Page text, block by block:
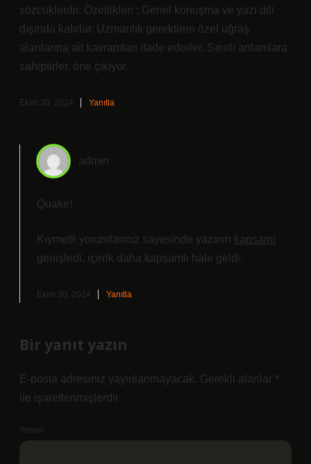
sözcüklerdir. Özellikleri : Genel konuşma ve yazı dili
dışında kalırlar. Uzmanlık gerektiren özel uğraş
alanlarına ait kavramları ifade ederler. Sınırlı anlamlara
sahiptirler. öne çıkıyor.
Ekim 30, 2024 Yanıtla
admin
Quake!
Kıymetli yorumlarınız sayesinde yazının kapsamı
genişledi, içerik daha kapsamlı hale geldi.
Ekim 30, 2024 Yanıtla
Bir yanıt yazın
E-posta adresiniz yayınlanmayacak. Gerekli alanlar *
ile işaretlenmişlerdir
Yorum